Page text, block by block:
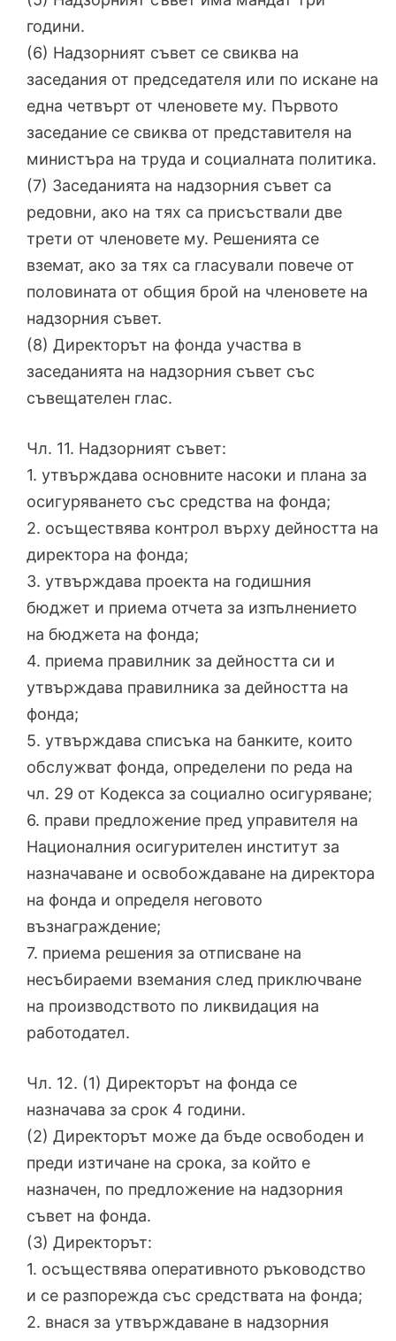
години.
(6) Надзорният съвет се свиква на
заседания от председателя или по искане на
една четвърт от членовете му. Първото
заседание се свиква от представителя на
министъра на труда и социалната политика.
(7) Заседанията на надзорния съвет са
редовни, ако на тях са присъствали две
трети от членовете му. Решенията се
вземат, ако за тях са гласували повече от
половината от общия брой на членовете на
надзорния съвет.
(8) Директорът на фонда участва в
заседанията на надзорния съвет със
съвещателен глас.
Чл. 11. Надзорният съвет:
1. утвърждава основните насоки и плана за
осигуряването със средства на фонда;
2. осъществява контрол върху дейността на
директора на фонда;
3. утвърждава проекта на годишния
бюджет и приема отчета за изпълнението
на бюджета на фонда;
4. приема правилник за дейността си и
утвърждава правилника за дейността на
фонда;
5. утвърждава списъка на банките, които
обслужват фонда, определени по реда на
чл. 29 от Кодекса за социално осигуряване;
6. прави предложение пред управителя на
Националния осигурителен институт за
назначаване и освобождаване на директора
на фонда и определя неговото
възнаграждение;
7. приема решения за отписване на
несъбираеми вземания след приключване
на производството по ликвидация на
работодател.
Чл. 12. (1) Директорът на фонда се
назначава за срок 4 години.
(2) Директорът може да бъде освободен и
преди изтичане на срока, за който е
назначен, по предложение на надзорния
съвет на фонда.
(3) Директорът:
1. осъществява оперативното ръководство
и се разпорежда със средствата на фонда;
2. внася за утвърждаване в надзорния